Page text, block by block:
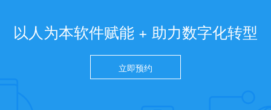
以人为本软件赋能 + 助力数字化转型
立即预约